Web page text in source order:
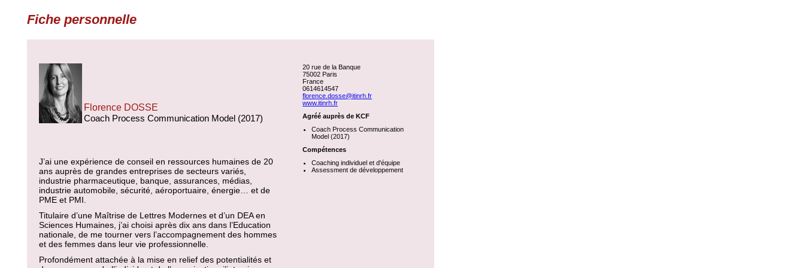
Fiche personnelle
Florence DOSSE
Coach Process Communication Model (2017)
J’ai une expérience de conseil en ressources humaines de 20
ans auprès de grandes entreprises de secteurs variés,
industrie pharmaceutique, banque, assurances, médias,
industrie automobile, sécurité, aéroportuaire, énergie… et de
PME et PMI.
Titulaire d’une Maîtrise de Lettres Modernes et d’un DEA en
Sciences Humaines, j’ai choisi après dix ans dans l’Education
nationale, de me tourner vers l’accompagnement des hommes
et des femmes dans leur vie professionnelle.
Profondément attachée à la mise en relief des potentialités et
20 rue de la Banque
75002 Paris
France
0614614547
florence.dosse@itinrh.fr
www.itinrh.fr
Agréé auprès de KCF
Coach Process Communication
Model (2017)
Compétences
Coaching individuel et d'équipe
Assessment de développement